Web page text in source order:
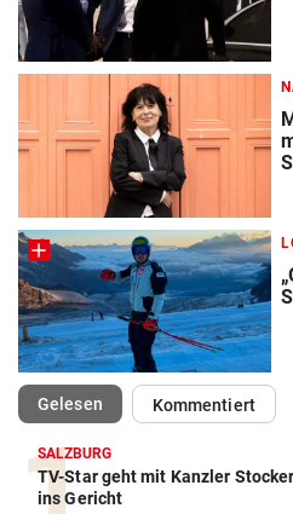
Gelesen(ausgewählt)Kommentiert
SALZBURG
TV-Star geht mit Kanzler
ins Gericht